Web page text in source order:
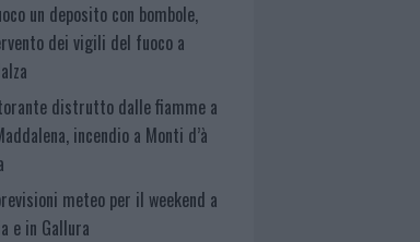
un deposito con bombole,
dei vigili del fuoco a
distrutto dalle fiamme a
incendio a Monti d’à
meteo per il weekend a
e in Gallura